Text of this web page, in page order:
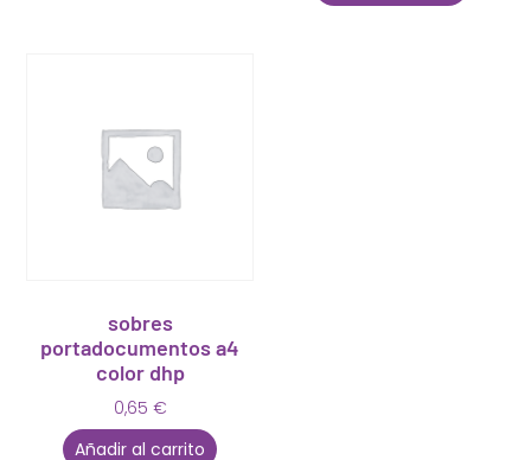
sobres
portadocumentos a4
color dhp
0,65 €
Añadir al carrito